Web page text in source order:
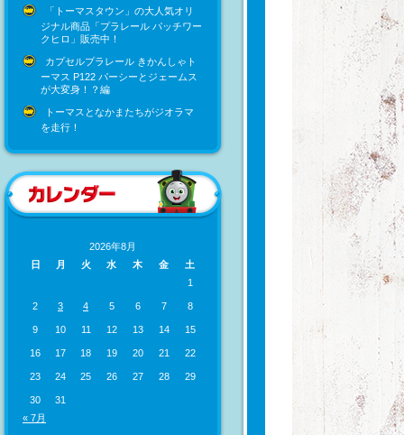
「トーマスタウン」の大人気オリ
ジナル商品「プラレール パッチワー
クヒロ」販売中！
カプセルプラレール きかんしゃト
ーマス P122 パーシーとジェームス
が大変身！？編
トーマスとなかまたちがジオラマ
を走行！
2026年8月
日
月 火 水 木 金
土
1
2 3 4 5 6 7 8
9 10 11 12 13 14 15
16 17 18 19 20 21 22
23 24 25 26 27 28 29
30
31
« 7月